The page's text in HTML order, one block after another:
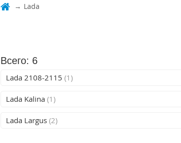
Lada
Всего: 6
Lada 2108-2115 (1)
Lada Kalina (1)
Lada Largus (2)